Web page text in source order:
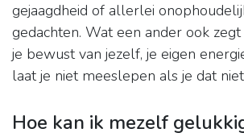
gejaagdheid of allerlei
gedachten. Wat een ander ook
je bewust van jezelf, je eigen
laat je niet meeslepen als je dat
Hoe kan ik mezelf